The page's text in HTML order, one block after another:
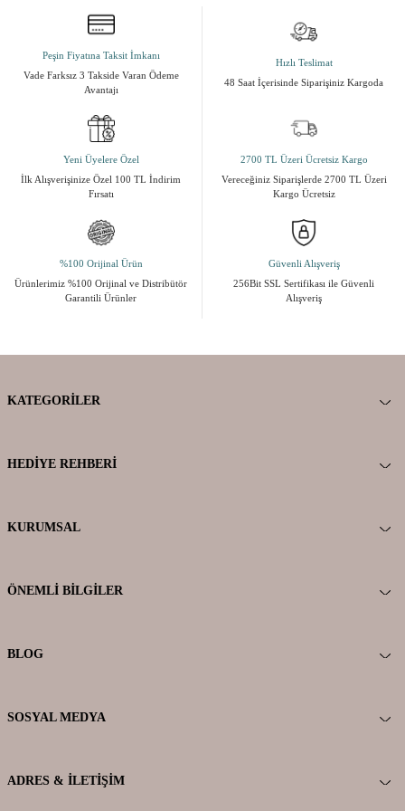
Peşin Fiyatına Taksit İmkanı
Vade Farksız 3 Takside Varan Ödeme
Avantajı
Hızlı Teslimat
48 Saat İçerisinde Siparişiniz Kargoda
Yeni Üyelere Özel
İlk Alışverişinize Özel 100 TL İndirim
Fırsatı
2700 TL Üzeri Ücretsiz Kargo
Vereceğiniz Siparişlerde 2700 TL Üzeri
Kargo Ücretsiz
%100 Orijinal Ürün
Ürünlerimiz %100 Orijinal ve Distribütör
Garantili Ürünler
Güvenli Alışveriş
256Bit SSL Sertifikası ile Güvenli
Alışveriş
KATEGORILER
HEDIYE REHBERI
KURUMSAL
ÖNEMLI BILGILER
BLOG
SOSYAL MEDYA
ADRES & İLETIŞIM